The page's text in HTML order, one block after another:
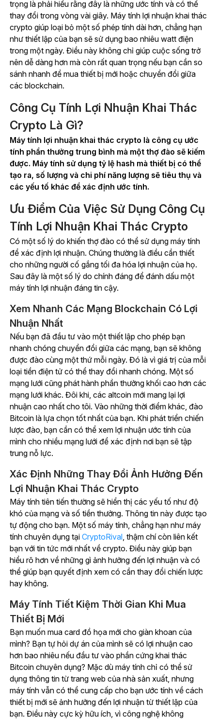
trọng là phải hiểu rằng đây là những ước tính và có thể
thay đổi trong vòng vài giây. Máy tính lợi nhuận khai thác
crypto giúp loại bỏ một số phép tính dài hơn, chẳng hạn
như thiết lập của bạn sẽ sử dụng bao nhiêu watt điện
trong một ngày. Điều này không chỉ giúp cuộc sống trở
nên dễ dàng hơn mà còn rất quan trọng nếu bạn cần so
sánh nhanh để mua thiết bị mới hoặc chuyển đổi giữa
các blockchain.
Công Cụ Tính Lợi Nhuận Khai Thác
Crypto Là Gì?
Máy tính lợi nhuận khai thác crypto là công cụ ước
tính phần thưởng trung bình mà một thợ đào sẽ kiếm
được. Máy tính sử dụng tỷ lệ hash mà thiết bị có thể
tạo ra, số lượng và chi phí năng lượng sẽ tiêu thụ và
các yếu tố khác để xác định ước tính.
Ưu Điểm Của Việc Sử Dụng Công Cụ
Tính Lợi Nhuận Khai Thác Crypto
Có một số lý do khiến thợ đào có thể sử dụng máy tính
để xác định lợi nhuận. Chúng thường là điều cần thiết
cho những người cố gắng tối đa hóa lợi nhuận của họ.
Sau đây là một số lý do chính đáng để đánh dấu một
máy tính lợi nhuận đáng tin cậy.
Xem Nhanh Các Mạng Blockchain Có Lợi
Nhuận Nhất
Nếu bạn đã đầu tư vào một thiết lập cho phép bạn
nhanh chóng chuyển đổi giữa các mạng, bạn sẽ không
được đào cùng một thứ mỗi ngày. Đó là vì giá trị của mỗi
loại tiền điện tử có thể thay đổi nhanh chóng. Một số
mạng lưới cũng phát hành phần thưởng khối cao hơn các
mạng lưới khác. Đôi khi, các altcoin mới mang lại lợi
nhuận cao nhất cho tôi. Vào những thời điểm khác, đào
Bitcoin là lựa chọn tốt nhất của bạn. Khi phát triển chiến
lược đào, bạn cần có thể xem lợi nhuận ước tính của
mình cho nhiều mạng lưới để xác định nơi bạn sẽ tập
trung nỗ lực.
Xác Định Những Thay Đổi Ảnh Hưởng Đến
Lợi Nhuận Khai Thác Crypto
Máy tính tiên tiến thường sẽ hiển thị các yếu tố như độ
khó của mạng và số tiền thưởng. Thông tin này được tạo
tự động cho bạn. Một số máy tính, chẳng hạn như máy
tính chuyên dụng tại CryptoRival, thậm chí còn liên kết
bạn với tin tức mới nhất về crypto. Điều này giúp bạn
hiểu rõ hơn về những gì ảnh hưởng đến lợi nhuận và có
thể giúp bạn quyết định xem có cần thay đổi chiến lược
hay không.
Máy Tính Tiết Kiệm Thời Gian Khi Mua
Thiết Bị Mới
Bạn muốn mua card đồ họa mới cho giàn khoan của
mình? Bạn tự hỏi dự án của mình sẽ có lợi nhuận cao
hơn bao nhiêu nếu đầu tư vào phần cứng khai thác
Bitcoin chuyên dụng? Mặc dù máy tính chỉ có thể sử
dụng thông tin từ trang web của nhà sản xuất, nhưng
máy tính vẫn có thể cung cấp cho bạn ước tính về cách
thiết bị mới sẽ ảnh hưởng đến lợi nhuận từ thiết lập của
bạn. Điều này cực kỳ hữu ích, vì công nghệ không